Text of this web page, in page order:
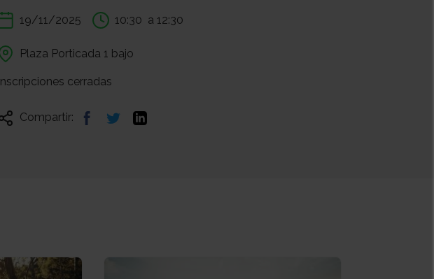
19/11/2025 10:30 a 12:30
Plaza Porticada 1 bajo
Inscripciones cerradas
Compartir: